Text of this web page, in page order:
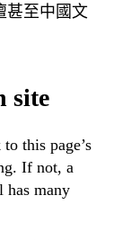
甚至中國文
site
this page’s
If not, a
has many